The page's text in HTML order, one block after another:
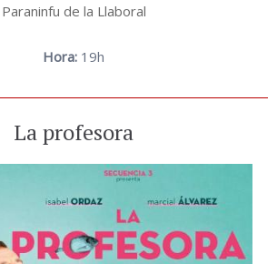
Paraninfu de la Llaboral
Hora: 19h
La profesora